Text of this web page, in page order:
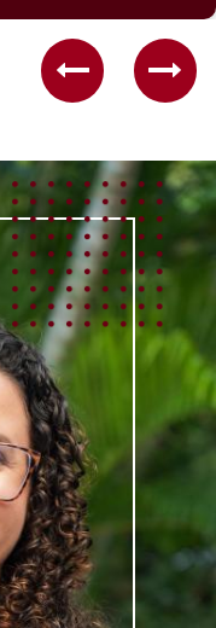
Previous